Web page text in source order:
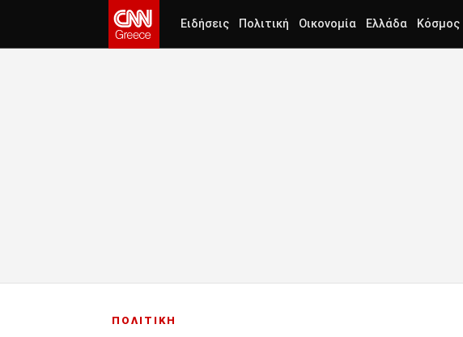
Ειδήσεις Πολιτική Οικονομία Ελλάδα Κόσμος
ΠΟΛΙΤΙΚΗ